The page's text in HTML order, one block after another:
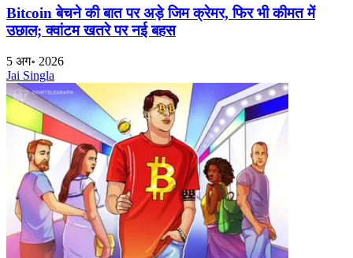
Bitcoin बेचने की बात पर अड़े जिम क्रेमर, फिर भी कीमत में
उछाल; क्वांटम खतरे पर नई बहस
5 अग॰ 2026
Jai Singla